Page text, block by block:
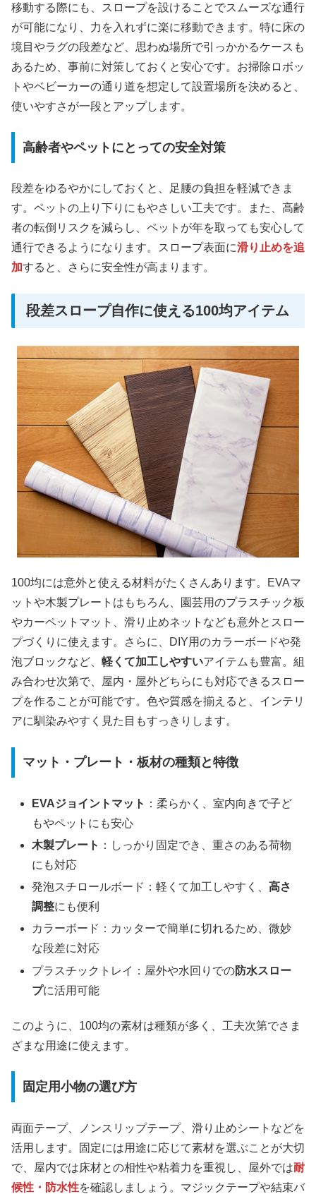
移動する際にも、スロープを設けることでスムーズな通行
が可能になり、力を入れずに楽に移動できます。特に床の
境目やラグの段差など、思わぬ場所で引っかかるケースも
あるため、事前に対策しておくと安心です。お掃除ロボッ
トやベビーカーの通り道を想定して設置場所を決めると、
使いやすさが一段とアップします。
高齢者やペットにとっての安全対策
段差をゆるやかにしておくと、足腰の負担を軽減できま
す。ペットの上り下りにもやさしい工夫です。また、高齢
者の転倒リスクを減らし、ペットが年を取っても安心して
通行できるようになります。スロープ表面に滑り止めを追
加すると、さらに安全性が高まります。
段差スロープ自作に使える100均アイテム
100均には意外と使える材料がたくさんあります。EVAマ
ットや木製プレートはもちろん、園芸用のプラスチック板
やカーペットマット、滑り止めネットなども意外とスロー
プづくりに使えます。さらに、DIY用のカラーボードや発
泡ブロックなど、 軽くて加工しやすいアイテムも豊富。組
み合わせ次第で、屋内・屋外どちらにも対応できるスロー
プを作ることが可能です。色や質感を揃えると、インテリ
アに馴染みやすく見た目もすっきりします。
マット・プレート・板材の種類と特徴
EVAジョイントマット ：柔らかく、室内向きで子ど
もやペットにも安心
木製プレート ：しっかり固定でき、重さのある荷物
にも対応
発泡スチロールボード：軽くて加工しやすく、高さ
調整にも便利
カラーボード：カッターで簡単に切れるため、微妙
な段差に対応
プラスチックトレイ：屋外や水回りでの防水スロー
プに活用可能
このように、100均の素材は種類が多く、工夫次第でさま
ざまな用途に使えます。
固定用小物の選び方
両面テープ、ノンスリップテープ、滑り止めシートなどを
活用します。固定には用途に応じて素材を選ぶことが大切
で、屋内では床材との相性や粘着力を重視し、屋外では耐
候性・防水性を確認しましょう。マジックテープや結束バ